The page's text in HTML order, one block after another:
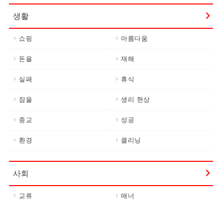
생활
쇼핑 아름다움
돈을 재해
실패 휴식
잠을 생리 현상
종교 성공
환경 클리닝
사회
교류 매너